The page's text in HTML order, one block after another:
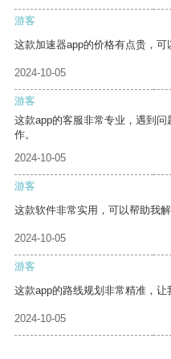
游客
这款加速器app的价格有点贵，可
2024-10-05
游客
这款app的客服非常专业，遇到
作。
2024-10-05
游客
这款软件非常实用，可以帮助我解
2024-10-05
游客
这款app的路线规划非常精准，让
2024-10-05